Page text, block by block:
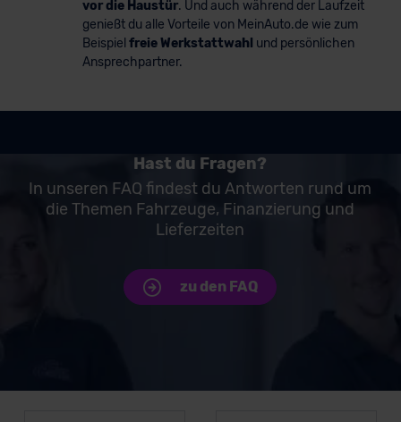
vor die Haustür. Und auch während der Laufzeit
genießt du alle Vorteile von MeinAuto.de wie zum
Beispiel freie Werkstattwahl und persönlichen
Ansprechpartner.
Hast du Fragen?
In unseren FAQ findest du Antworten rund um
die Themen Fahrzeuge, Finanzierung und
Lieferzeiten
zu den FAQ